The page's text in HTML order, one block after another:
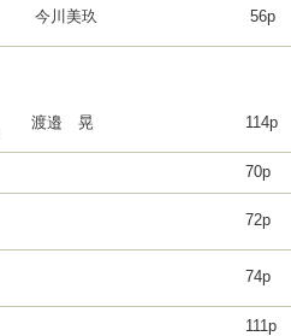
今川美玖 56p
渡邉 晃 114p
70p
72p
74p
111p